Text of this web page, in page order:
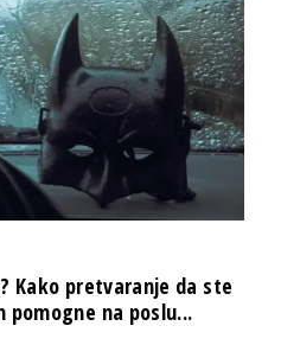
Kako pretvaranje da ste
pomogne na poslu...